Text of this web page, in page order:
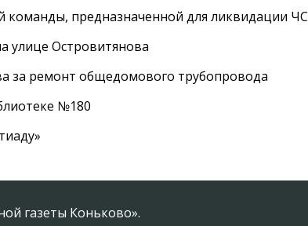
предназначенной для ликвидации ЧС
улице Островитянова
за ремонт общедомового трубопровода
№180
газеты Коньково».